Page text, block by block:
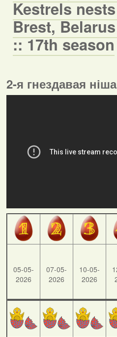
Kestrels
Brest,
:: 17th season
2-я гнездавая
05-05-
2026
07-05-
2026
10-05-
2026